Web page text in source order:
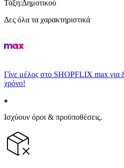
Τάξη:Δημοτικού
Δες όλα τα χαρακτηριστικά
Γίνε μέλος στο SHOPFLIX max για
χρόνο!
Ισχύουν όροι & προϋποθέσεις.